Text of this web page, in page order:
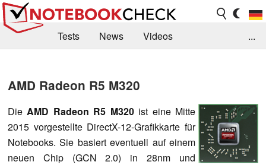
Tests News
Videos
Kaufberatung
Deals Suche
Forum
...
AMD Radeon R5 M320
DieAMD Radeon R5 M320ist eine Mitte
2015 vorgestellte DirectX-12-Grafikkarte für
Notebooks. Sie basiert eventuell auf einem
neuen Chip (GCN 2.0) in 28nm und